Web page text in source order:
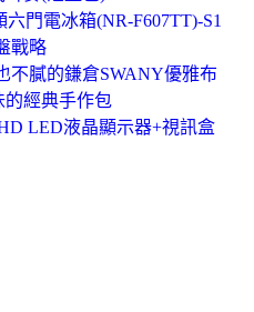
六門電冰箱(NR-F607TT)-S1
戰略
不膩的鎌倉SWANY優雅布
的經典手作包
LED液晶顯示器+視訊盒